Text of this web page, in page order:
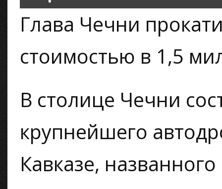
Глава Чечни
стоимостью в 1,5
В столице Чечни
крупнейшего
Кавказе,